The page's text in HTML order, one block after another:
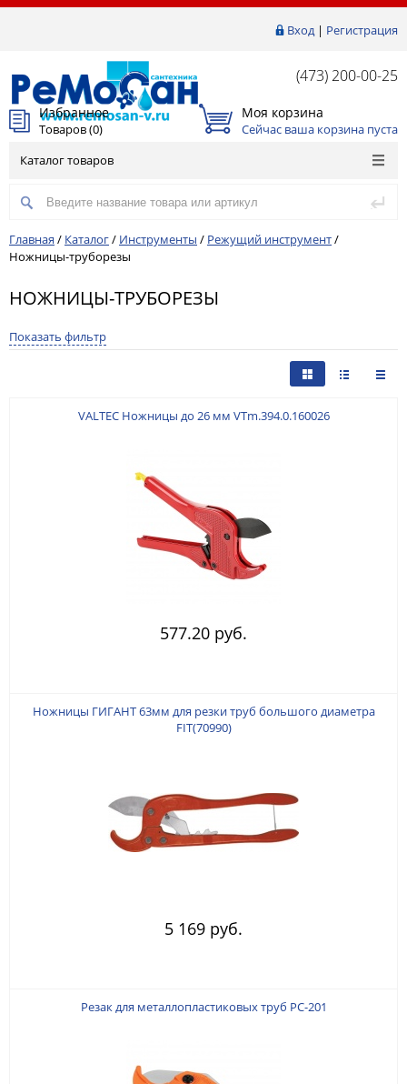
Вход| Регистрация
(473) 200-00-25
Избранное
Товаров (0)
Моя корзина
Сейчас ваша корзина пуста
Каталог товаров
Главная / Каталог/ Инструменты / Режущий инструмент/
Ножницы-труборезы
НОЖНИЦЫ-ТРУБОРЕЗЫ
Показать фильтр
VALTEC Ножницы до 26 мм VTm.394.0.160026
577.20 руб.
Ножницы ГИГАНТ 63мм для резки труб большого диаметра
FIT(70990)
5 169 руб.
Резак для металлопластиковых труб РС-201